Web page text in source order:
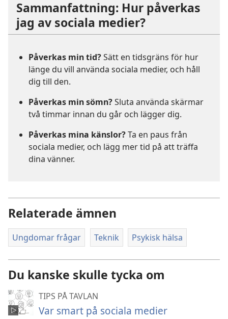
Sammanfattning: Hur påverkas
jag av sociala medier?
Påverkas min tid?Sätt en tidsgräns för hur
länge du vill använda sociala medier, och håll
dig till den.
Påverkas min sömn?Sluta använda skärmar
två timmar innan du går och lägger dig.
Påverkas mina känslor?Ta en paus från
sociala medier, och lägg mer tid på att träffa
dina vänner.
Relaterade ämnen
Ungdomar frågar Teknik Psykisk hälsa
Du kanske skulle tycka om
TIPS PÅ TAVLAN
Var smart på sociala medier